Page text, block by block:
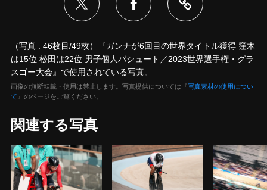
（写真 : 46枚目/49枚）『ガンナが6回目の世界タイトル獲得 窪木
は15位 松田は22位 男子個人パシュート／2023世界選手権・グラ
スゴー大会』で使用されている写真。
画像の無断転載・使用は禁止します。写真提供については『写真素材の使用につい
て 』のページをご覧ください。
関連する写真